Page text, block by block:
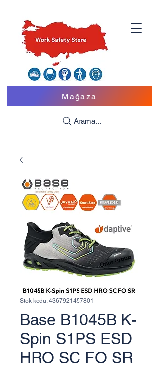
Arama...
Mağaza
Stok kodu: 4367921457801
Base B1045B K-
Spin S1PS ESD
HRO SC FO SR